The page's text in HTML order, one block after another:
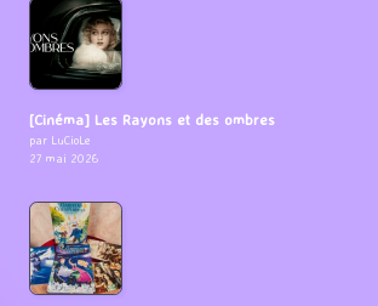
[Cinéma] Les Rayons et des ombres
par LuCioLe
27 mai 2026